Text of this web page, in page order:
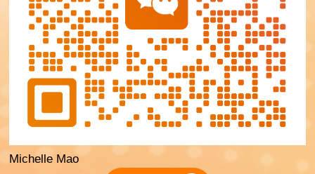
Michelle Mao